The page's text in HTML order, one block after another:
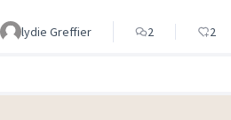
lydie Greffier 2 2